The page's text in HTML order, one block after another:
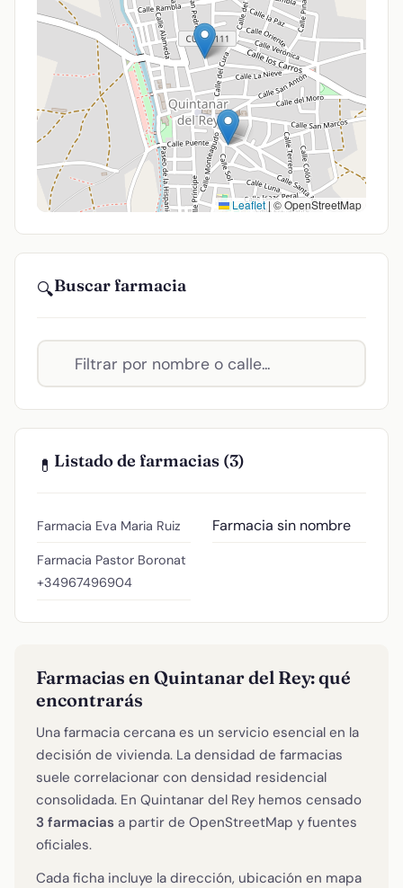
Leaflet |© OpenStreetMap
🔍Buscar farmacia
💊 Listado de farmacias (3)
Farmacia Eva Maria Ruiz
Farmacia Pastor Boronat
+34967496904
Farmacia sin nombre
Farmacias en Quintanar del Rey: qué
encontrarás
Una farmacia cercana es un servicio esencial en la
decisión de vivienda. La densidad de farmacias
suele correlacionar con densidad residencial
consolidada. En Quintanar del Rey hemos censado
3 farmacias a partir de OpenStreetMap y fuentes
oficiales.
Cada ficha incluye la dirección, ubicación en mapa